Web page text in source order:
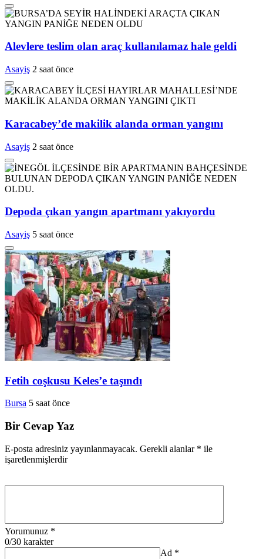
Alevlere teslim olan araç kullanılamaz hale geldi
Asayiş 2 saat önce
Karacabey’de makilik alanda orman yangını
Asayiş 2 saat önce
Depoda çıkan yangın apartmanı yakıyordu
Asayiş 5 saat önce
Fetih coşkusu Keles’e taşındı
Bursa 5 saat önce
Bir Cevap Yaz
E-posta adresiniz yayınlanmayacak. Gerekli alanlar * ile
işaretlenmişlerdir
Yorumunuz *
0/30 karakter
Ad *